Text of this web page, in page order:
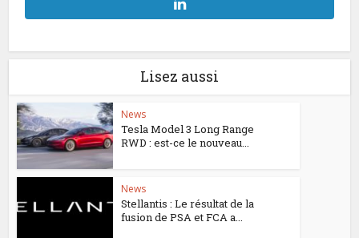
Lisez aussi
News
Tesla Model 3 Long Range
RWD : est-ce le nouveau...
News
Stellantis : Le résultat de la
fusion de PSA et FCA a...